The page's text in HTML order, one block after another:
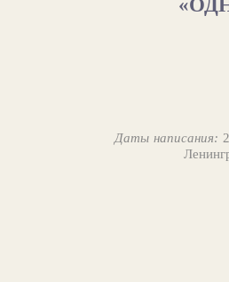
Даты написания: